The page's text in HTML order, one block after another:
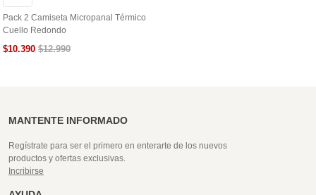
Pack 2 Camiseta Micropanal Térmico
Cuello Redondo
$10.390 $12.990
MANTENTE INFORMADO
Regístrate para ser el primero en enterarte de los nuevos
productos y ofertas exclusivas.
Incribirse